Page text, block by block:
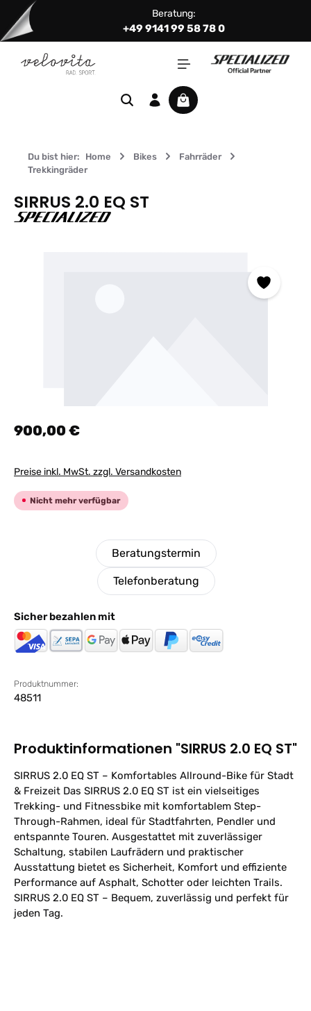
Zum Hauptinhalt springen Beratung:
+49 9141 99 58 78 0
Warenkorb enthält 0
Du bist hier: Home Bikes
Fahrräder
Trekkingräder
SIRRUS 2.0 EQ ST
Regulärer Preis:
900,00 €
Preise inkl. MwSt. zzgl. Versandkosten
Nicht mehr verfügbar
Beratungstermin
Telefonberatung
Sicher bezahlen mit
Produktnummer:
48511
Produktinformationen "SIRRUS 2.0 EQ ST"
SIRRUS 2.0 EQ ST – Komfortables Allround-Bike für Stadt
& Freizeit Das SIRRUS 2.0 EQ ST ist ein vielseitiges
Trekking- und Fitnessbike mit komfortablem Step-
Through-Rahmen, ideal für Stadtfahrten, Pendler und
entspannte Touren. Ausgestattet mit zuverlässiger
Schaltung, stabilen Laufrädern und praktischer
Ausstattung bietet es Sicherheit, Komfort und effiziente
Performance auf Asphalt, Schotter oder leichten Trails.
SIRRUS 2.0 EQ ST – Bequem, zuverlässig und perfekt für
jeden Tag.